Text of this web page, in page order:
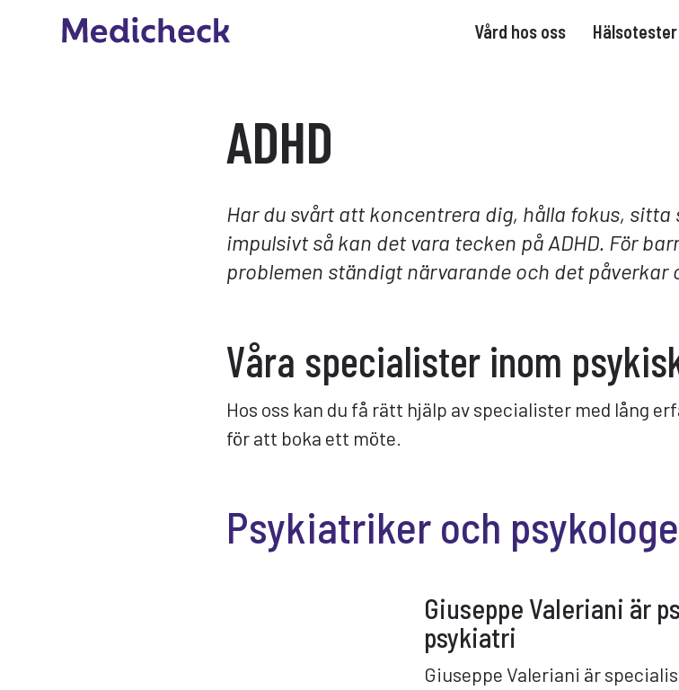
Vård hos oss
ADHD
Har du svårt att koncentrera dig, hålla fokus,
impulsivt så kan det vara tecken på ADHD. För
problemen ständigt närvarande och det påverkar
Våra specialister inom
Hos oss kan du få rätt hjälp av specialister med lång
för att boka ett möte.
Psykiatriker och
Giuseppe Valeriani är
psykiatri
Giuseppe Valeriani är